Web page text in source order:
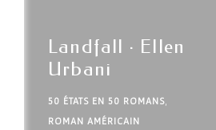
Landfall · Ellen
Urbani
50 ÉTATS EN 50 ROMANS
ROMAN AMÉRICAIN